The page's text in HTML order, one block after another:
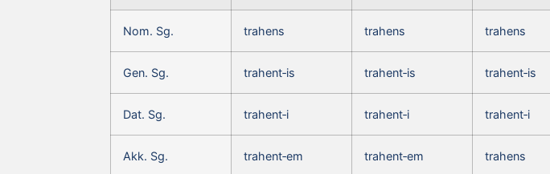
Nom. Sg. trahens trahens trahens
Gen. Sg. trahent‑is trahent‑is trahent‑is
Dat. Sg. trahent‑i trahent‑i trahent‑i
Akk. Sg. trahent‑em trahent‑em trahens